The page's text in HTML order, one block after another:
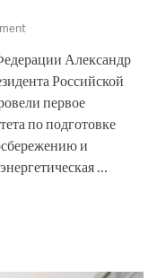
Александр
Российской
первое
по подготовке
и
…